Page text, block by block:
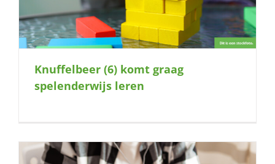
Knuffelbeer (6) komt graag
spelenderwijs leren